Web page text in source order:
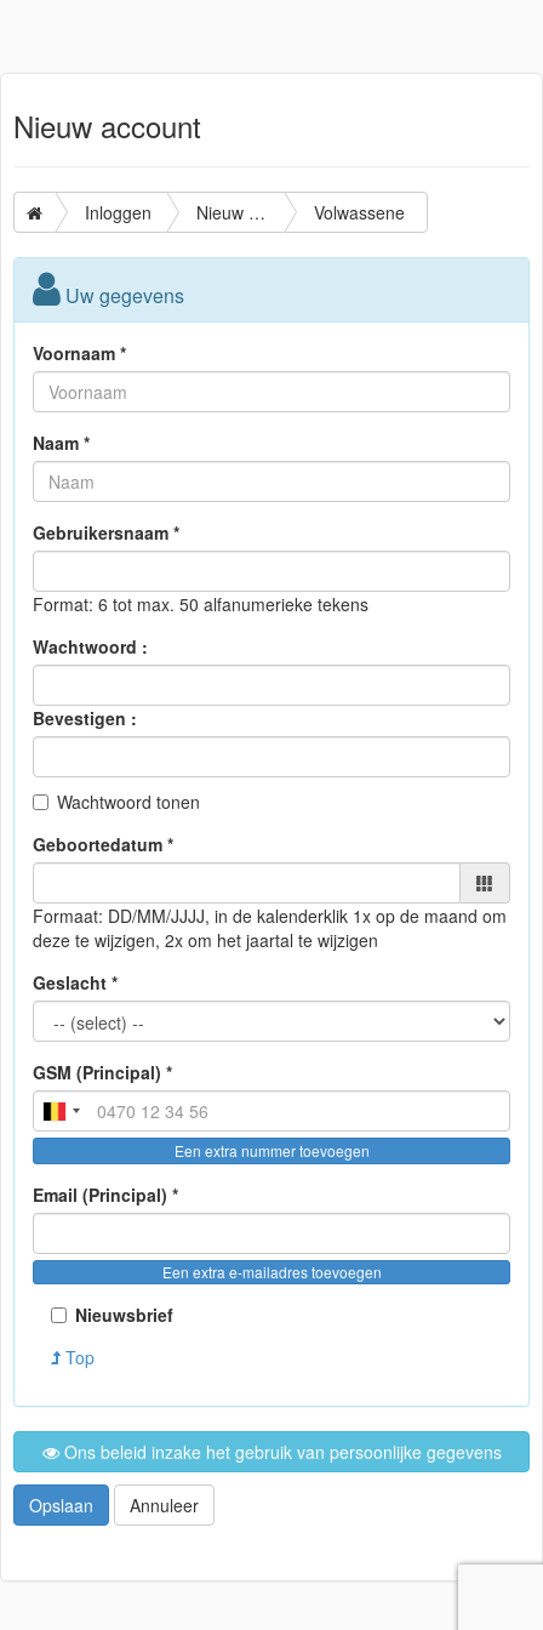
Nieuw account
Inloggen Nieuw account Volwassene
Uw gegevens
Voornaam *
Naam *
Gebruikersnaam *
Format: 6 tot max. 50 alfanumerieke tekens
Wachtwoord :
Bevestigen :
Wachtwoord tonen
Geboortedatum *
Formaat: DD/MM/JJJJ, in de kalenderklik 1x op de maand om
deze te wijzigen, 2x om het jaartal te wijzigen
Geslacht *
GSM (Principal) *
Een extra nummer toevoegen
Email (Principal) *
Een extra e-mailadres toevoegen
Nieuwsbrief
Top
Ons beleid inzake het gebruik van persoonlijke gegevens
Opslaan Annuleer